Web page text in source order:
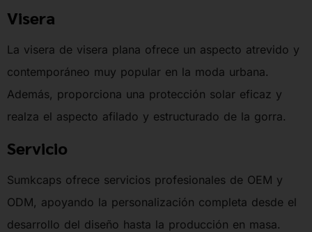
Visera
La visera de visera plana ofrece un aspecto atrevido y
contemporáneo muy popular en la moda urbana.
Además, proporciona una protección solar eficaz y
realza el aspecto afilado y estructurado de la gorra.
Servicio
Sumkcaps ofrece servicios profesionales de OEM y
ODM, apoyando la personalización completa desde el
desarrollo del diseño hasta la producción en masa.